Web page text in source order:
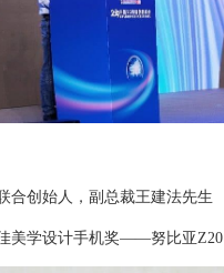
合创始人，副总裁王建法先生
美学设计手机奖——努比亚Z20